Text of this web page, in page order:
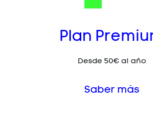
Plan
Desde 50€ al año
Saber más